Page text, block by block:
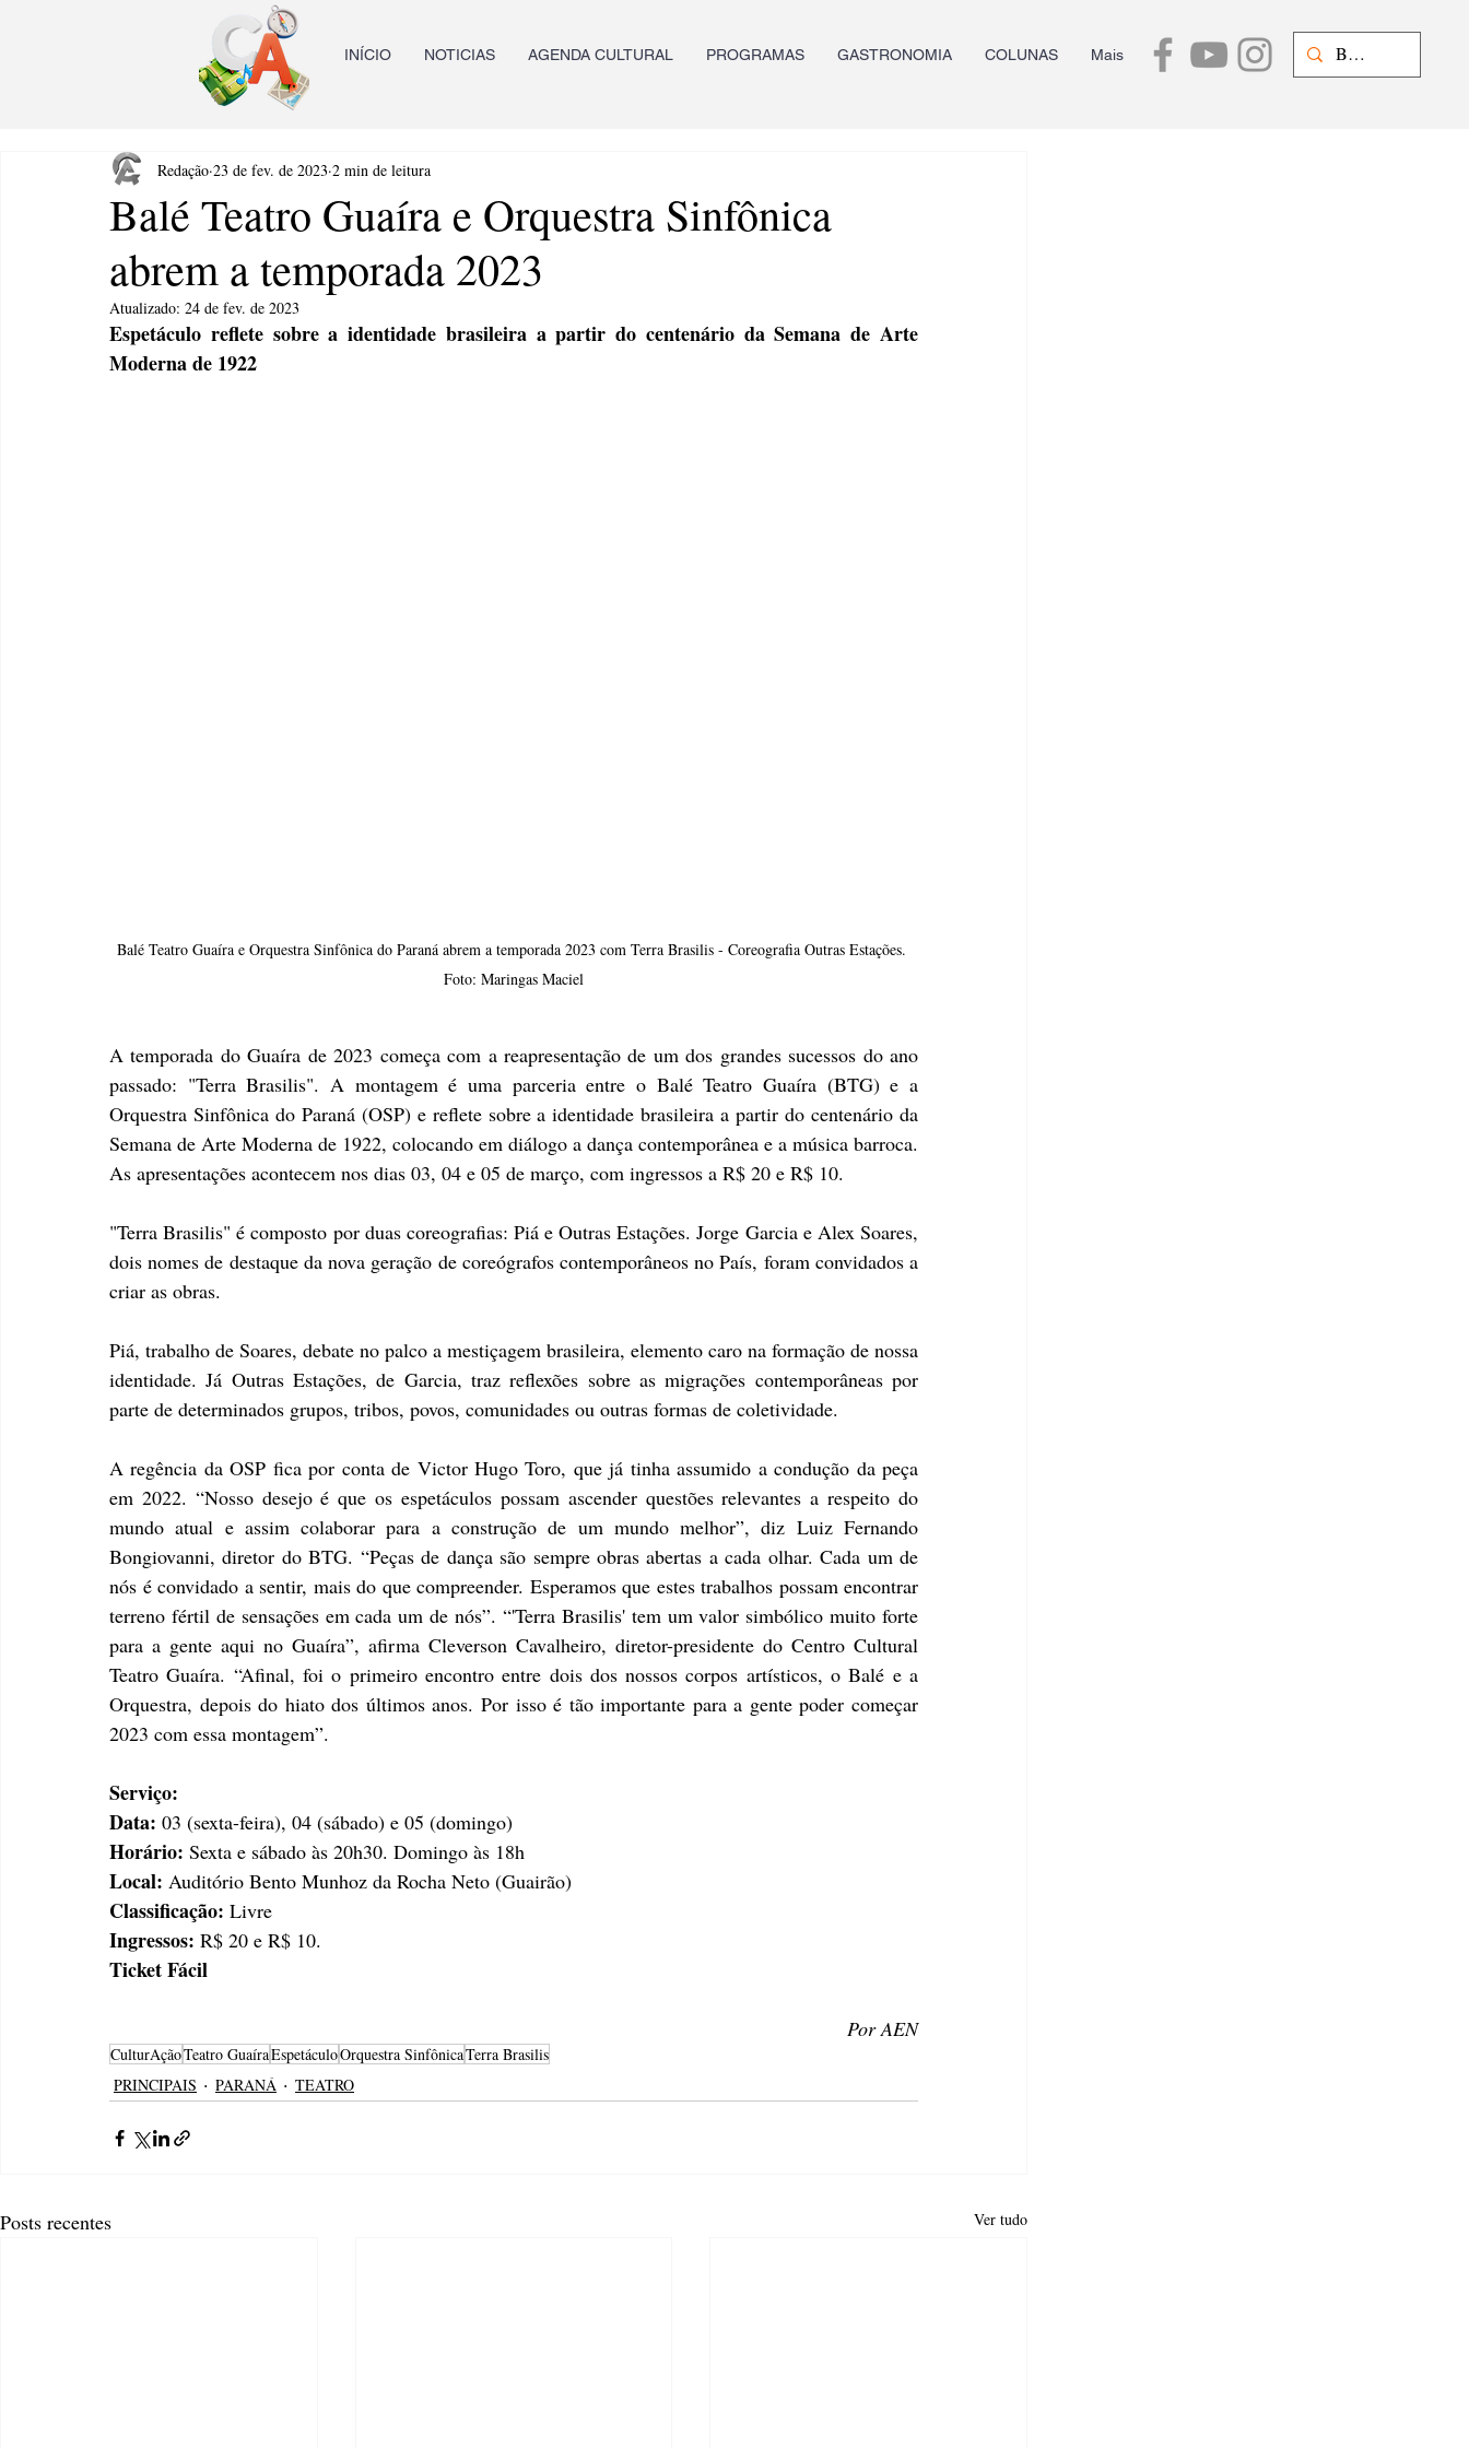
INÍCIO NOTICIAS AGENDA CULTURAL PROGRAMAS GASTRONOMIA COLUNAS Mais
Balé Teatro Guaíra e Orquestra Sinfônica
abrem a temporada 2023
Redação 23 de fev. de 2023 2 min de leitura
Atualizado: 24 de fev. de 2023
Espetáculo reflete sobre a identidade brasileira a partir do centenário da Semana de Arte
Moderna de 1922
Balé Teatro Guaíra e Orquestra Sinfônica do Paraná abrem a temporada 2023 com Terra Brasilis - Coreografia Outras Estações.
Foto: Maringas Maciel
A temporada do Guaíra de 2023 começa com a reapresentação de um dos grandes sucessos do ano
passado: "Terra Brasilis". A montagem é uma parceria entre o Balé Teatro Guaíra (BTG) e a
Orquestra Sinfônica do Paraná (OSP) e reflete sobre a identidade brasileira a partir do centenário da
Semana de Arte Moderna de 1922, colocando em diálogo a dança contemporânea e a música barroca.
As apresentações acontecem nos dias 03, 04 e 05 de março, com ingressos a R$ 20 e R$ 10.
"Terra Brasilis" é composto por duas coreografias: Piá e Outras Estações. Jorge Garcia e Alex Soares,
dois nomes de destaque da nova geração de coreógrafos contemporâneos no País, foram convidados a
criar as obras.
Piá, trabalho de Soares, debate no palco a mestiçagem brasileira, elemento caro na formação de nossa
identidade. Já Outras Estações, de Garcia, traz reflexões sobre as migrações contemporâneas por
parte de determinados grupos, tribos, povos, comunidades ou outras formas de coletividade.
A regência da OSP fica por conta de Victor Hugo Toro, que já tinha assumido a condução da peça
em 2022. “Nosso desejo é que os espetáculos possam ascender questões relevantes a respeito do
mundo atual e assim colaborar para a construção de um mundo melhor”, diz Luiz Fernando
Bongiovanni, diretor do BTG. “Peças de dança são sempre obras abertas a cada olhar. Cada um de
nós é convidado a sentir, mais do que compreender. Esperamos que estes trabalhos possam encontrar
terreno fértil de sensações em cada um de nós”. “'Terra Brasilis' tem um valor simbólico muito forte
para a gente aqui no Guaíra”, afirma Cleverson Cavalheiro, diretor-presidente do Centro Cultural
Teatro Guaíra. “Afinal, foi o primeiro encontro entre dois dos nossos corpos artísticos, o Balé e a
Orquestra, depois do hiato dos últimos anos. Por isso é tão importante para a gente poder começar
2023 com essa montagem”.
Serviço:
Data: 03 (sexta-feira), 04 (sábado) e 05 (domingo)
Horário: Sexta e sábado às 20h30. Domingo às 18h
Local: Auditório Bento Munhoz da Rocha Neto (Guairão)
Classificação: Livre
Ingressos: R$ 20 e R$ 10.
Ticket Fácil
Por AEN
CulturAçãoTeatro GuaíraEspetáculoOrquestra SinfônicaTerra Brasilis
PRINCIPAIS
PARANÁ TEATRO
Posts recentes Ver tudo